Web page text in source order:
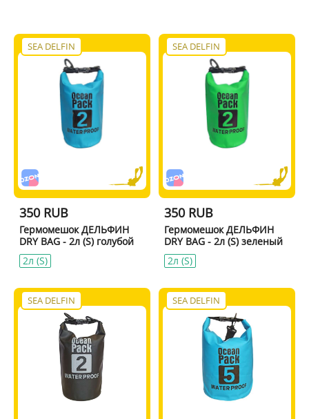
SEA DELFIN
350 RUB
Гермомешок ДЕЛЬФИН
DRY BAG - 2л (S) голубой
2л (S)
SEA DELFIN
350 RUB
Гермомешок ДЕЛЬФИН
DRY BAG - 2л (S) зеленый
2л (S)
SEA DELFIN SEA DELFIN